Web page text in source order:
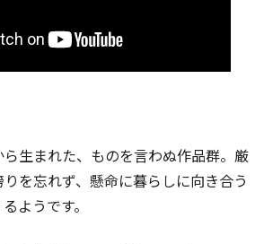
生まれた、ものを言わぬ作品群。厳
を忘れず、懸命に暮らしに向き合う
ようです。